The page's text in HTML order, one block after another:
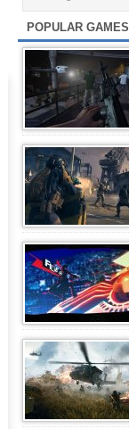
POPULAR GAMES